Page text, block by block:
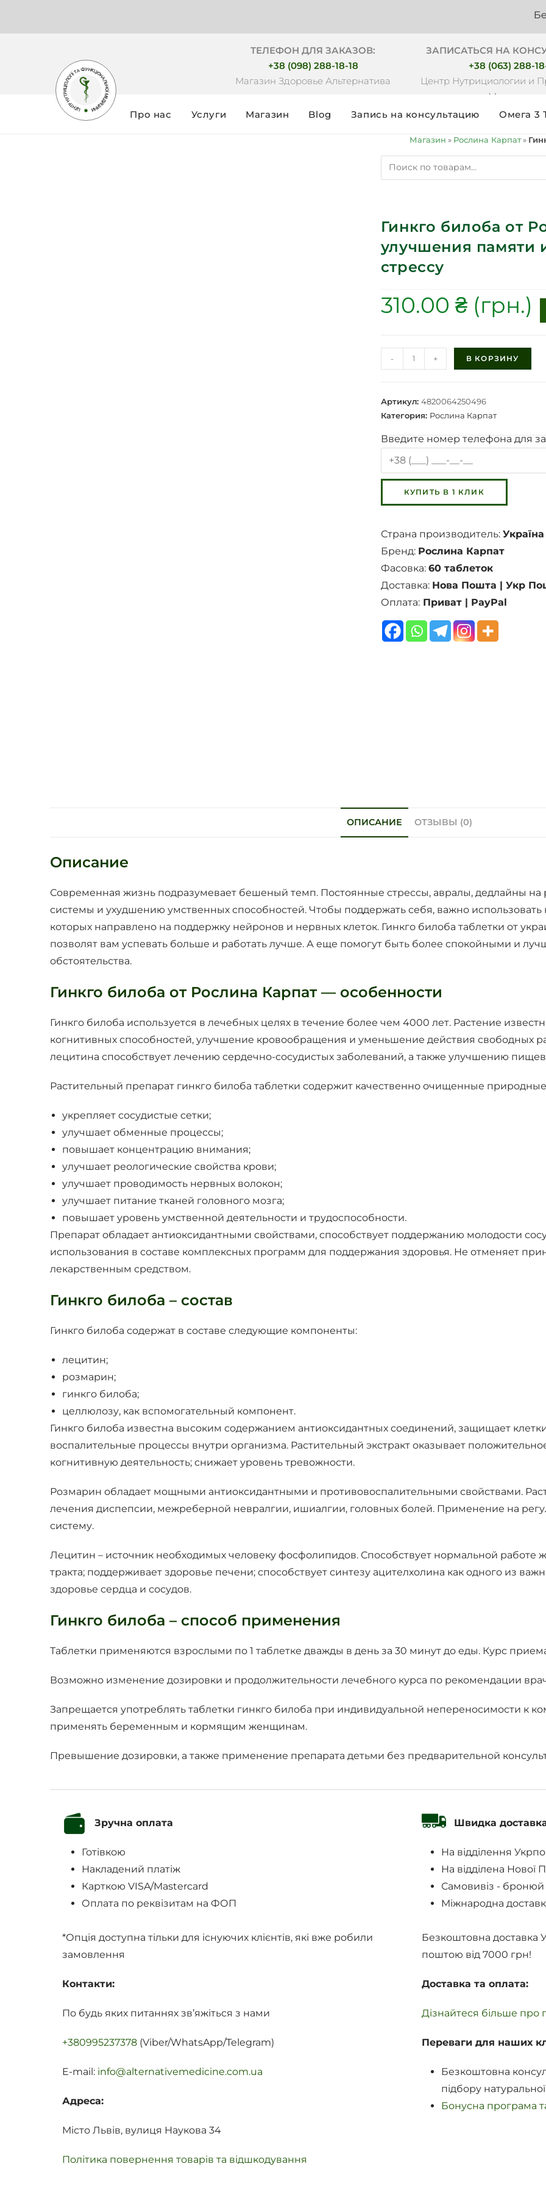
ТЕЛЕФОН ДЛЯ ЗАКАЗОВ:
+38 (098) 288-18-18
Магазин Здоровье Альтернатива
ЗАПИСАТЬСЯ НА
+38 (063) 288-
Центр Нутрициологии и
Медицины
Про нас
Услуги Магазин Blog Запись на консультацию Омега 3
Магазин » Рослина Карпат»
Гинкго билоба от
улучшения памяти
стрессу
310.00 ₴
- + В КОРЗИНУ
Артикул: 4820064250496
Категория: Рослина Карпат
Введите номер телефона для
Страна производитель: Україна
Бренд: Рослина Карпат
Фасовка: 60 таблеток
Доставка: Нова Пошта | Укр
Оплата:Приват | PayPal
ОПИСАНИЕ ОТЗЫВЫ (0)
Описание
Современная жизнь подразумевает бешеный темп. Постоянные стрессы, авралы, дедлайны
системы и ухудшению умственных способностей. Чтобы поддержать себя, важно
которых направлено на поддержку нейронов и нервных клеток. Гинкго билоба таблетки от
позволят вам успевать больше и работать лучше. А еще помогут быть более спокойными и
обстоятельства.
Гинкго билоба от Рослина Карпат — особенности
Гинкго билоба используется в лечебных целях в течение более чем 4000 лет. Растение
когнитивных способностей, улучшение кровообращения и уменьшение действия свободных
лецитина способствует лечению сердечно-сосудистых заболеваний, а также улучшению
Растительный препарат гинкго билоба таблетки содержит качественно очищенные природные
укрепляет сосудистые сетки;
улучшает обменные процессы;
повышает концентрацию внимания;
улучшает реологические свойства крови;
улучшает проводимость нервных волокон;
улучшает питание тканей головного мозга;
повышает уровень умственной деятельности и трудоспособности.
Препарат обладает антиоксидантными свойствами, способствует поддержанию молодости
использования в составе комплексных программ для поддержания здоровья. Не отменяет
лекарственным средством.
Гинкго билоба – состав
Гинкго билоба содержат в составе следующие компоненты:
лецитин;
розмарин;
гинкго билоба;
целлюлозу, как вспомогательный компонент.
Гинкго билоба известна высоким содержанием антиоксидантных соединений, защищает
воспалительные процессы внутри организма. Растительный экстракт оказывает
когнитивную деятельность; снижает уровень тревожности.
Розмарин обладает мощными антиоксидантными и противовоспалительными свойствами.
лечения диспепсии, межреберной невралгии, ишиалгии, головных болей. Применение на
систему.
Лецитин – источник необходимых человеку фосфолипидов. Способствует нормальной
тракта; поддерживает здоровье печени; способствует синтезу ацителхолина как одного из
здоровье сердца и сосудов.
Гинкго билоба – способ применения
Таблетки применяются взрослыми по 1 таблетке дважды в день за 30 минут до еды. Курс приема
Возможно изменение дозировки и продолжительности лечебного курса по рекомендации
Запрещается употреблять таблетки гинкго билоба при индивидуальной непереносимости к
применять беременным и кормящим женщинам.
Превышение дозировки, а также применение препарата детьми без предварительной
Зручна оплата
Готівкою
Накладений платіж
Карткою VISA/Mastercard
Оплата по реквізитам на ФОП
*Опція доступна тільки для існуючих клієнтів, які вже робили
замовлення
Контакти:
По будь яких питаннях зв’яжіться з нами
+380995237378 (Viber/WhatsApp/Telegram)
E-mail: info@alternativemedicine.com.ua
Адреса:
Місто Львів, вулиця Наукова 34
Політика повернення товарів та відшкодування
Швидка
На відділення
На відділена Нової
Самовивіз -
Міжнародна
Безкоштовна доставка
поштою від 7000 грн!
Доставка та оплата:
Дізнайтеся більше про
Переваги для наших
Безкоштовна
підбору
Бонусна програма